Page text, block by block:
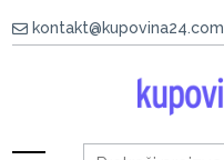
kontakt@kupovina24.com